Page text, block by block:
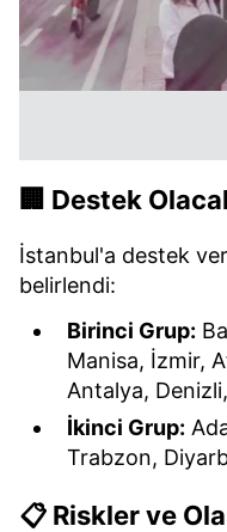
🏢 Destek
İstanbul'a destek
belirlendi:
Birinci Grup:
Manisa, İzmir,
Antalya,
İkinci Grup:
Trabzon,
📋 Riskler ve